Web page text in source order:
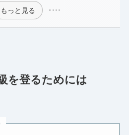
もっと見る
を登るためには